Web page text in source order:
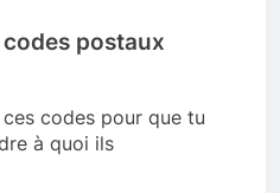
postaux
codes pour que tu
à quoi ils